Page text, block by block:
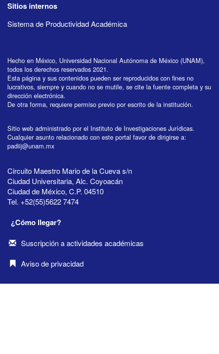
Sitios internos
Sistema de Productividad Académica
Hecho en México, Universidad Nacional Autónoma de México (UNAM),
todos los derechos reservados 2021.
Esta página y sus contenidos pueden ser reproducidos con fines no
lucrativos, siempre y cuando no se mutile, se cite la fuente completa y su
dirección electrónica.
De otra forma, requiere permiso previo por escrito de la institución.
Sitio web administrado por el Instituto de Investigaciones Jurídicas.
Cualquier asunto relacionado con este portal favor de dirigirse a:
padiij@unam.mx
Circuito Maestro Mario de la Cueva s/n
Ciudad Universitaria, Alc. Coyoacán
Ciudad de México, C.P. 04510
Tel. +52(55)5622 7474
¿Cómo llegar?
Suscripción a actividades académicas
Aviso de privacidad